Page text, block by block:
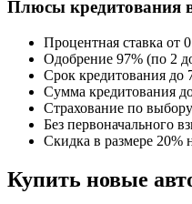
Плюсы кредитования
Процентная ставка от
Одобрение 97% (по 2
Срок кредитования до
Сумма кредитования
Страхование по
Без первоначального
Скидка в размере 20%
Купить новые